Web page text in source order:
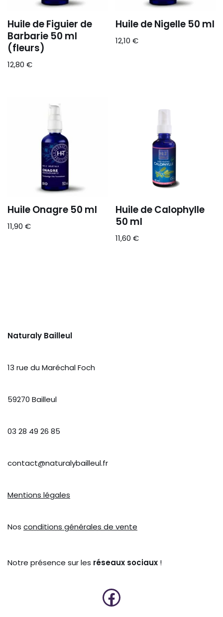
Huile de Figuier de
Barbarie 50 ml
(fleurs)
12,80 €
Huile de Nigelle 50 ml
12,10€
Huile Onagre 50 ml
11,90 €
Huile de Calophylle
50 ml
11,60€
Naturaly Bailleul
13 rue du Maréchal Foch
59270 Bailleul
03 28 49 26 85
contact@naturalybailleul.fr
Mentions légales
Nos conditions générales de vente
Notre présence sur les réseaux sociaux !